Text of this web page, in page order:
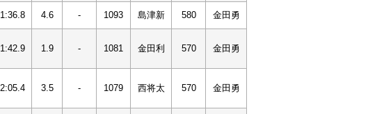
1:36.8 4.6 - 1093 島津新 580 金田勇
1:42.9 1.9 - 1081 金田利 570 金田勇
2:05.4 3.5 - 1079 西将太 570 金田勇